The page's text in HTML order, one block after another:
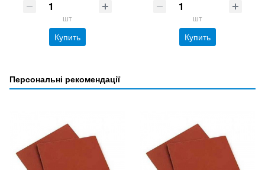
шт
Купить
шт
Купить
Персональні рекомендації